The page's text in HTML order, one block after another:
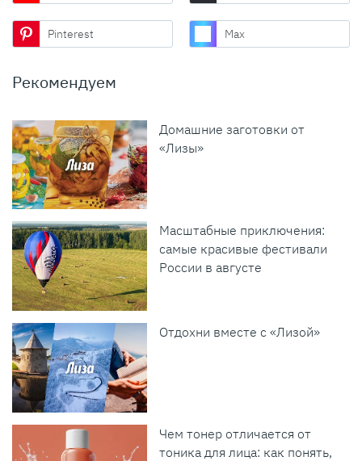
Pinterest Max
Рекомендуем
Домашние заготовки от
«Лизы»
Масштабные приключения:
самые красивые фестивали
России в августе
Отдохни вместе с «Лизой»
Чем тонер отличается от
тоника для лица: как понять,